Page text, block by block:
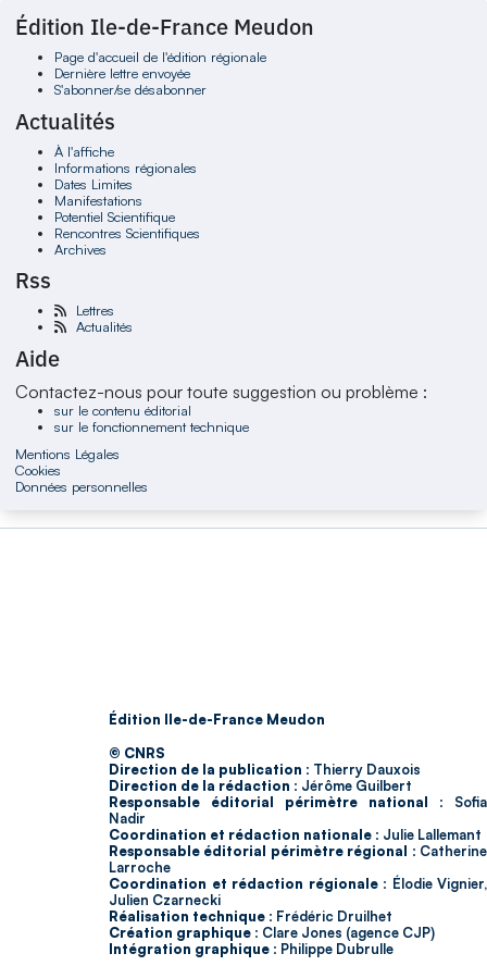
Édition Ile-de-France Meudon
Page d'accueil de l'édition régionale
Dernière lettre envoyée
S'abonner/se désabonner
Actualités
À l'affiche
Informations régionales
Dates Limites
Manifestations
Potentiel Scientifique
Rencontres Scientifiques
Archives
Rss
Lettres
Actualités
Aide
Contactez-nous pour toute suggestion ou problème :
sur le contenu éditorial
sur le fonctionnement technique
Mentions Légales
Cookies
Données personnelles
Édition Ile-de-France Meudon
© CNRS
Direction de la publication : Thierry Dauxois
Direction de la rédaction : Jérôme Guilbert
Responsable éditorial périmètre national : Sofia
Nadir
Coordination et rédaction nationale : Julie Lallemant
Responsable éditorial périmètre régional : Catherine
Larroche
Coordination et rédaction régionale : Élodie Vignier,
Julien Czarnecki
Réalisation technique : Frédéric Druilhet
Création graphique : Clare Jones (agence CJP)
Intégration graphique : Philippe Dubrulle